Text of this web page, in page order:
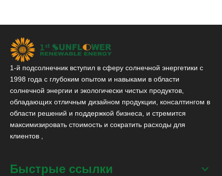
1-й подсолнечник вступил в сферу солнечной энергетики с
1998 года с глубоким опытом и навыками в области
солнечной энергии и экологически чистых продуктов,
обладающих отличным дизайном продукции, консалтингом в
области решений и поддержкой бизнеса, и стремится
максимизировать стоимость и сократить расходы для
клиентов ,
Быстрые ссылки